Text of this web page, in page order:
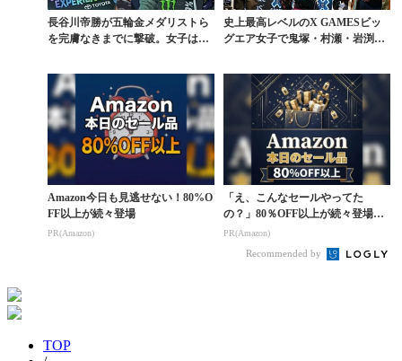
長谷川帝勝が五輪金メダリストら
を完膚なきまでに撃破。女子はゾ
史上最高レベルのX GAMESビッ
グエア女子で鬼塚・村瀬・岩渕が
Amazon今日も見逃せない！80%O
FF以上が続々登場
PR(Amazon)
「え、こんなセールやってた
の？」80％OFF以上が続々登場！
Amazonの本気が...
PR(Amazon)
Recommended by
TOP